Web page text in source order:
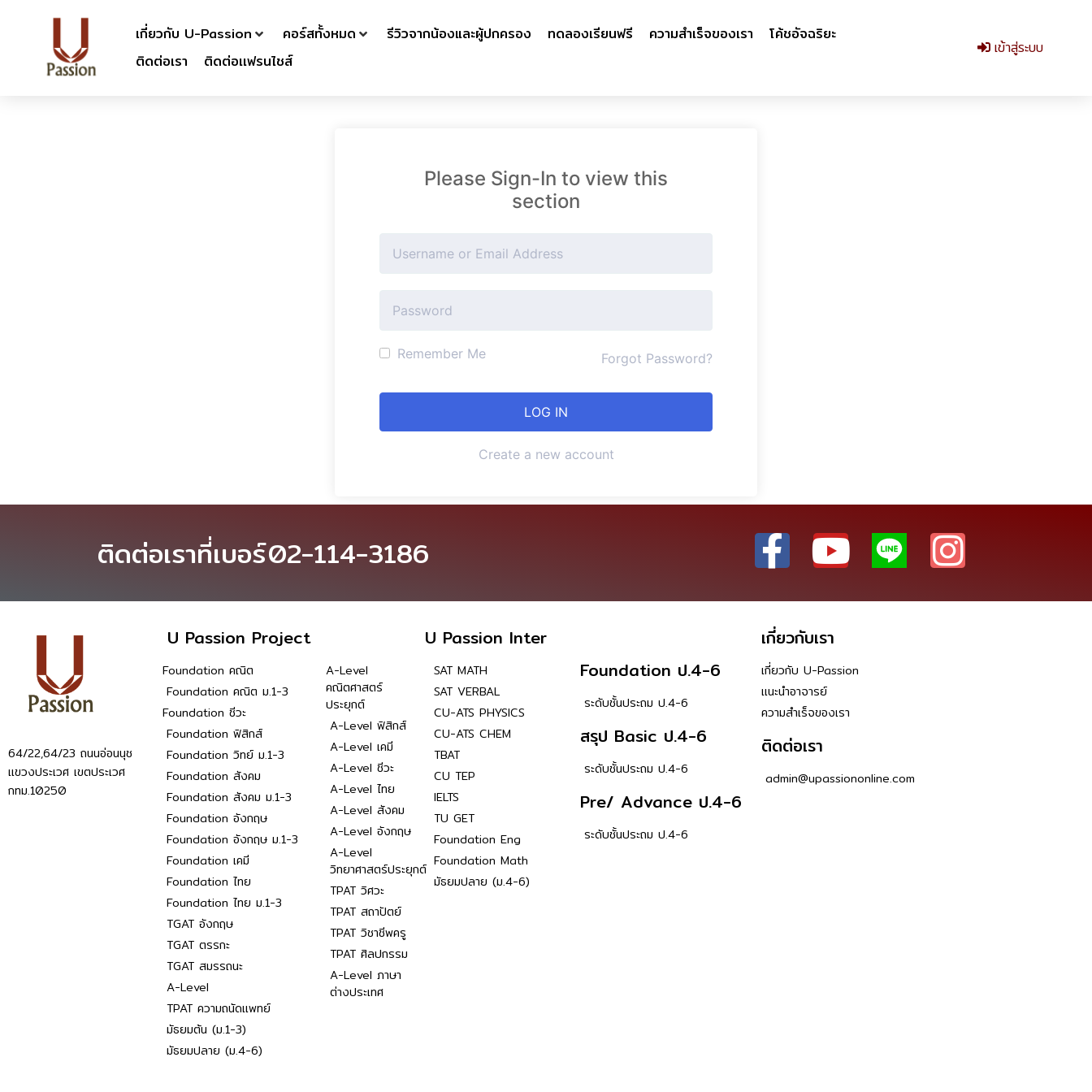
เกี่ยวกับ U-Passion คอร์สทั้งหมด รีวิวจากน้องและผู้ปกครอง ทดลองเรียนฟรี ความสำเร็จของเรา
โค้ชอัจฉริยะ
ติดต่อเรา
ติดต่อเเฟรนไชส์
เข้าสู่ระบบ
Please Sign-In to view this
section
Remember Me Forgot Password?
Create a new account
ติดต่อเราที่เบอร์02-114-3186
U Passion Project U Passion Inter เกี่ยวกับเรา
64/22,64/23 ถนนอ่อนนุช
แขวงประเวศ เขตประเวศ
กทม.10250
Foundation คณิต
Foundation คณิต ม.1-3
Foundation ชีวะ
Foundation ฟิสิกส์
Foundation วิทย์ ม.1-3
Foundation สังคม
Foundation สังคม ม.1-3
Foundation อังกฤษ
Foundation อังกฤษ ม.1-3
Foundation เคมี
Foundation ไทย
Foundation ไทย ม.1-3
TGAT อังกฤษ
TGAT ตรรกะ
TGAT สมรรถนะ
A-Level
TPAT ความถนัดแพทย์
มัธยมต้น (ม.1-3)
มัธยมปลาย (ม.4-6)
A-Level
คณิตศาสตร์
ประยุกต์
A-Level ฟิสิกส์
A-Level เคมี
A-Level ชีวะ
A-Level ไทย
A-Level สังคม
A-Level อังกฤษ
A-Level
วิทยาศาสตร์ประยุกต์
TPAT วิศวะ
TPAT สถาปัตย์
TPAT วิชาชีพครู
TPAT ศิลปกรรม
A-Level ภาษา
ต่างประเทศ
SAT MATH
SAT VERBAL
CU-ATS PHYSICS
CU-ATS CHEM
TBAT
CU TEP
IELTS
TU GET
Foundation Eng
Foundation Math
มัธยมปลาย (ม.4-6)
Foundation ป.4-6
ระดับชั้นประถม ป.4-6
สรุป Basic ป.4-6
ระดับชั้นประถม ป.4-6
Pre/ Advance ป.4-6
ระดับชั้นประถม ป.4-6
เกี่ยวกับ U-Passion
แนะนำอาจารย์
ความสำเร็จของเรา
ติดต่อเรา
admin@upassiononline.com